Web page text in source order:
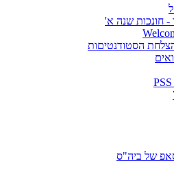
- חונכות שנה א'
הסטודנטיםות
של ביה"ס